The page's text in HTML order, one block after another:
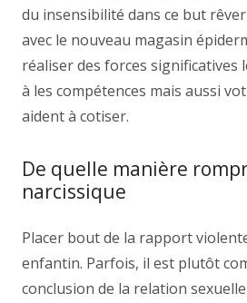
du insensibilité dans ce but
avec le nouveau magasin
réaliser des forces
à les compétences mais aussi
aident à cotiser.
De quelle manière
narcissique
Placer bout de la rapport
enfantin. Parfois, il est plutôt
conclusion de la relation